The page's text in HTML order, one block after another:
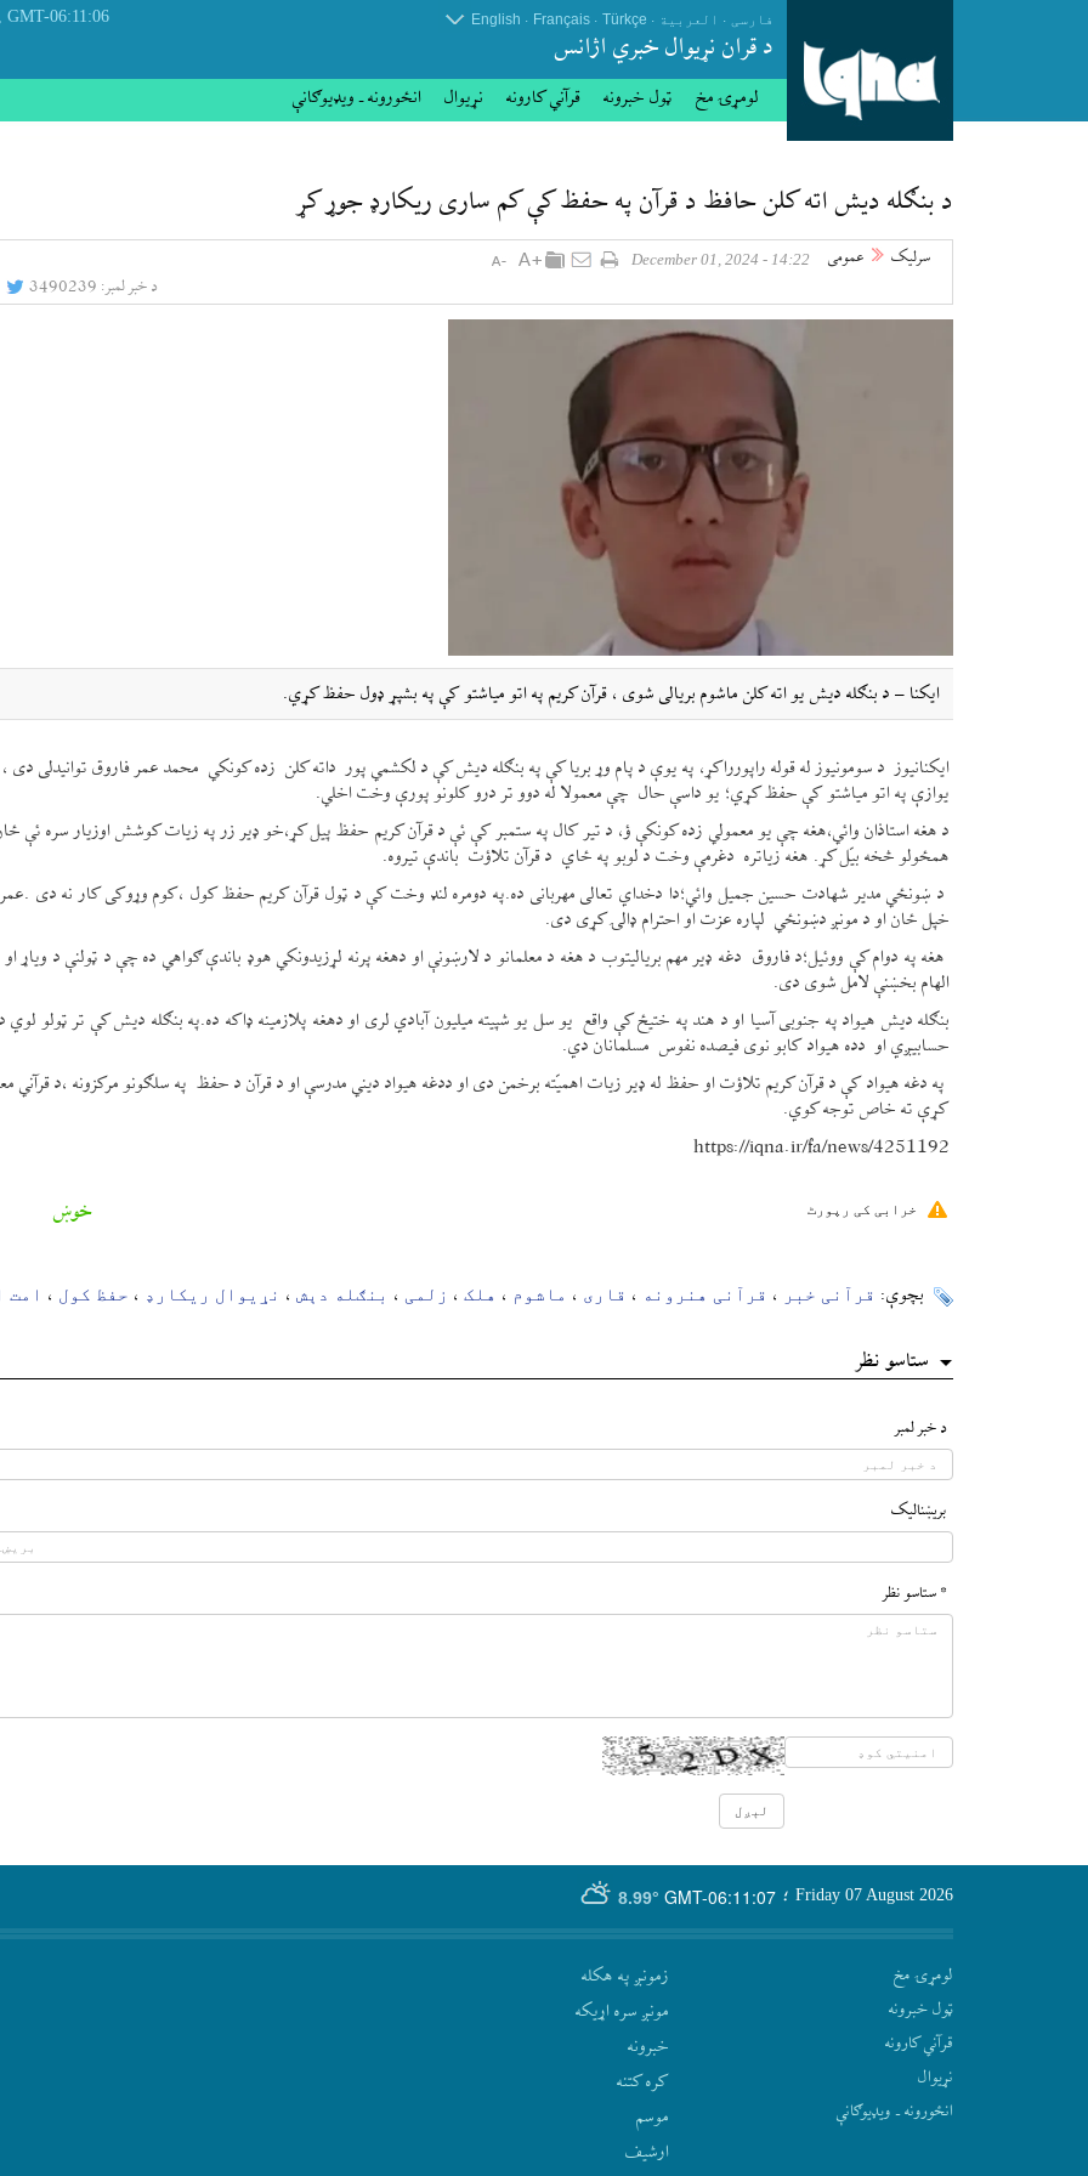
GMT-06:11:06
, Friday 07 August 2026 فارسی . العربیة .
Türkçe
.
Français
.
English
د قران نړيوال خبري اژانس
لومړۍ مخ ټول خبرونه قرآني کارونه نړيوال انځورونه ـ ویډیوګانې
د بنګله دیش اته کلن حافظ د قرآن په حفظ کې کم ساری ریکارډ جوړ کړ
سرلیک عمومی 14:22 - December 01, 2024
د خبر لمبر: 3490239
ایکنا – د بنګله دیش یو اته کلن ماشوم بریالی شوی ، قرآن کریم په اتو میاشتو کې په بشپړ ډول حفظ کړي.
ایکنانیوز د سومونیوز له قوله راپورراکړ، په یوې د پام وړ بریا کې په بنګله دیش کې د لکشمي پور داته کلن زده کونکي محمد عمر فاروق توانیدلی دی
یوازې په اتو میاشتو کې حفظ کړي؛ یو داسې حال چې معمولا له دوو تر درو کلونو پورې وخت اخلي.
د هغه استاذان وائي،هغه چې یو معمولي زده کونکې ؤ، د تیر کال په ستمبر کې ئې د قرآن کریم حفظ پيل کړ،خو ډیر زر په زیات کوشش اوزیار سره ئې
همځولو څخه بیّل کړ. هغه زیاتره دغرمې وخت د لوبو په ځاي د قرآن تلاؤت باندې تیروه.
د ښونځي مدیر شهادت حسین جمیل وائي؛دا دخداي تعالی مهربانی ده.په دومره لنډ وخت کې د ټول قرآن کریم حفظ کول ،کوم وړوکی کار نه دی
خپل ځان او د مونږ دښونځي لپاره عزت او احترام ډالۍ کړی دی.
هغه په دوام کې ووئیل؛د فاروق دغه ډیر مهم بریالیتوب د هغه د معلمانو د لارښونې او دهغه پرنه لړزیدونکي هوډ باندې ګواهي ده چې د ټولنې د ویاړ او
الهام بخښنې لامل شوی دی.
بنګله دیش هیواد په جنوبی آسیا او د هند په ختیځ کې واقع یو سل یو شپیته میلیون آبادي لری او دهغه پلازمینه ډاکه ده.په بنګله دیش کې تر ټولو لوي
حسابیږي او دده هیواد کابو نوی فیصده نفوس مسلمانان دي.
په دغه هیواد کې د قرآن کریم تلاؤت او حفظ له ډير زیات اهمیّته برخمن دی او ددغه هیواد دیني مدرسې او د قرآن د حفظ په سلګونو مرکزونه ،د قرآني
کړې ته خاص توجه کوي.
https://iqna.ir/fa/news/4251192
خوښ خرابی کی رپورٹ
بچوې: قرآنی خبر ، قرآنی هنرونه ، قاری ، ماشوم ، هلک ، زلمی ، بنګله دېش ، نړیوال ریکارډ ، حفظ کول ، امت
ستاسو نظر
د خبر لمبر
بريښناليک
* ستاسو نظر
GMT-06:11:07
8.99° Friday 07 August 2026 ؛
لومړۍ مخ
ټول خبرونه
قرآني کارونه
نړيوال
انځورونه ـ ویډیوګانې
زمونږ په هکله
مونږ سره اړيکه
‫خبرونه
کره کتنه
موسم
ارشيف